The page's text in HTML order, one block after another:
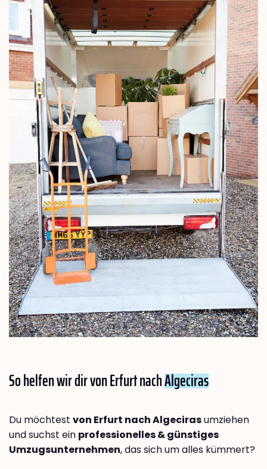
So helfen wir dir von Erfurt nachAlgeciras
Du möchtest von Erfurt nach Algecirasumziehen
und suchst ein professionelles & günstiges
Umzugsunternehmen, das sich um alles kümmert?